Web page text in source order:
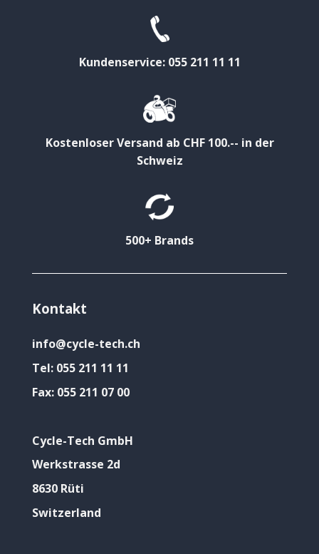
Kundenservice: 055 211 11 11
Kostenloser Versand ab CHF 100.-- in der
Schweiz
500+ Brands
Kontakt
info@cycle-tech.ch
Tel: 055 211 11 11
Fax: 055 211 07 00
Cycle-Tech GmbH
Werkstrasse 2d
8630 Rüti
Switzerland